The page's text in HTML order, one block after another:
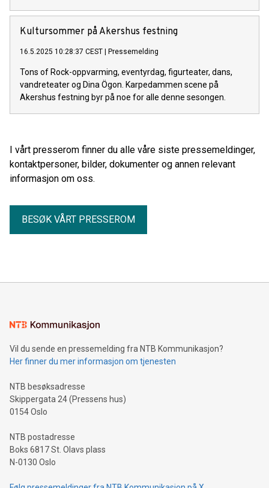
Kultursommer på Akershus festning
16.5.2025 10:28:37 CEST Pressemelding
Tons of Rock-oppvarming, eventyrdag, figurteater, dans,
vandreteater og Dina Ögon. Karpedammen scene på
Akershus festning byr på noe for alle denne sesongen.
I vårt presserom finner du alle våre siste pressemeldinger,
kontaktpersoner, bilder, dokumenter og annen relevant
informasjon om oss.
BESØK VÅRT PRESSEROM
Vil du sende en pressemelding fra NTB Kommunikasjon?
Her finner du mer informasjon om tjenesten
NTB besøksadresse
Skippergata 24 (Pressens hus)
0154 Oslo
NTB postadresse
Boks 6817 St. Olavs plass
N-0130 Oslo